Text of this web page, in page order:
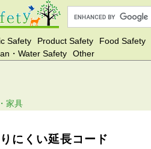
Safety Product Safety Food Safety
・Water Safety Other
家具
にくい延長コード